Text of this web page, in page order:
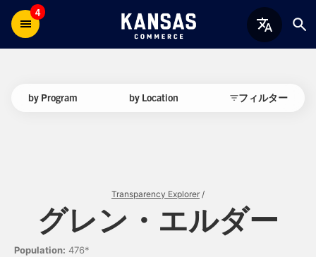
4
by Program by Location フィルター
Transparency Explorer /
グレン・エルダー
Population: 476*